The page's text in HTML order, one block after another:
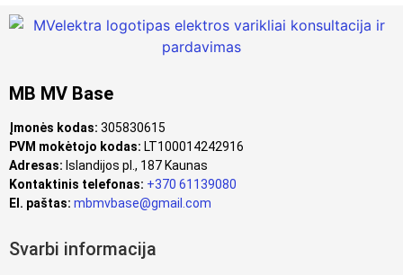
MB MV Base
Įmonės kodas: 305830615
PVM mokėtojo kodas: LT100014242916
Adresas: Islandijos pl., 187 Kaunas
Kontaktinis telefonas: +370 61139080
El. paštas: mbmvbase@gmail.com
Svarbi informacija